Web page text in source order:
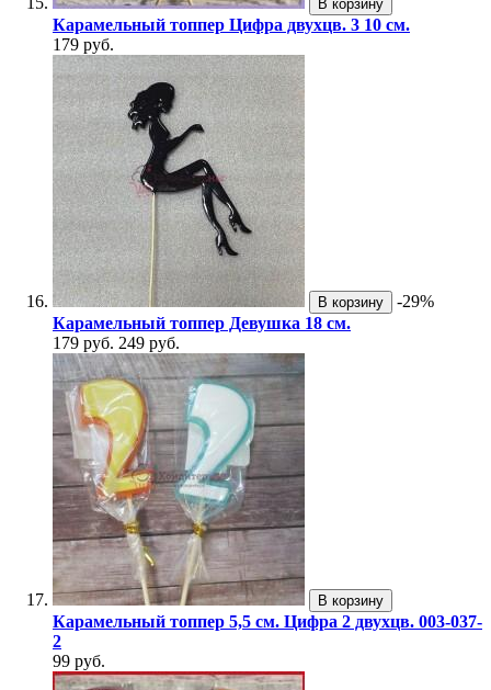
В корзину
Карамельный топпер Цифра двухцв. 3 10 см.
179 руб.
В корзину
-29%
Карамельный топпер Девушка 18 см.
179 руб. 249 руб.
В корзину
Карамельный топпер 5,5 см. Цифра 2 двухцв. 003-037-
2
99 руб.